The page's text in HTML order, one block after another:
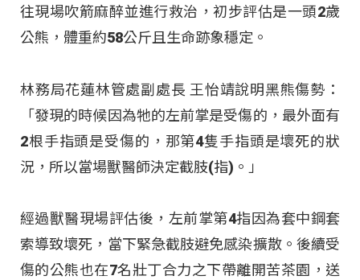
往現場吹箭麻醉並進行救治，初步評估是一頭2歲
公熊，體重約58公斤且生命跡象穩定。
林務局花蓮林管處副處長 王怡靖說明黑熊傷勢：
「發現的時候因為牠的左前掌是受傷的，最外面有
2根手指頭是受傷的，那第4隻手指頭是壞死的狀
況，所以當場獸醫師決定截肢(指)。」
經過獸醫現場評估後，左前掌第4指因為套中鋼套
索導致壞死，當下緊急截肢避免感染擴散。後續受
傷的公熊也在7名壯丁合力之下帶離開苦茶園，送